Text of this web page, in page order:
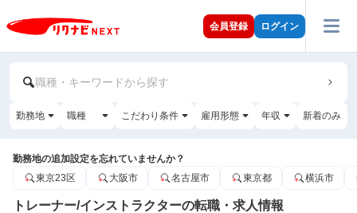
会員登録 ログイン
職種・キーワードから探す
勤務地 職種 こだわり条件 雇用形態 年収 新着のみ
勤務地の追加設定を忘れていませんか？
東京23区
大阪市 名古屋市 東京都 横浜市
トレーナー/インストラクターの転職・求人情報